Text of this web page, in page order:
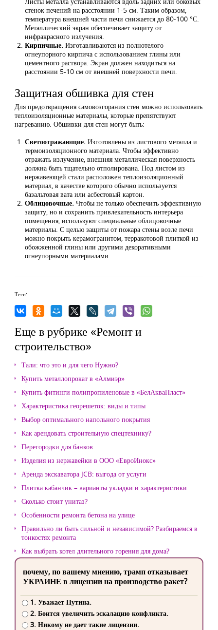
стенок печений на расстоянии 1-5 см. Таким образом,
температура внешней части печи снижается до 80-100 °С.
Металлический экран обеспечивает защиту от
инфракрасного излучения.
Кирпичные. Изготавливаются из полнотелого
огнеупорного кирпича с использованием глины или
цементного раствора. Экран должен находиться на
расстоянии 5-10 см от внешней поверхности печи.
Защитная обшивка для стен
Для предотвращения самовозгорания стен можно использовать
теплоизоляционные материалы, которые препятствуют
нагреванию. Обшивки для стен могут быть:
Светоотражающие. Изготовлены из листового металла и
термоизоляционного материала. Чтобы эффективно
отражать излучение, внешняя металлическая поверхность
должна быть тщательно отполирована. Под листом из
нержавеющей стали расположен теплоизоляционный
материал, в качестве которого обычно используется
базальтовая вата или асбестовый картон.
Облицовочные. Чтобы не только обеспечить эффективную
защиту, но и сохранить привлекательность интерьера
помещения, используют специальные облицовочные
материалы. С целью защиты от пожара стены возле печи
можно покрыть керамогранитом, терракотовой плиткой из
обожженной глины или другими декоративными
огнеупорными материалами.
Теги:
Еще в рубрике «Ремонт и
строительство»
Тали: что это и для чего Нужно?
Купить металлопрокат в «Алмиэр»
Купить фитинги полипропиленовые в «БелАкваПласт»
Характеристика георешеток: виды и типы
Выбор оптимального напольного покрытия
Как арендовать строительную спецтехнику?
Перегородки для банков
Изделия из нержавейки в ООО «ЕвроИнокс»
Аренда экскаватора JCB: выгода от услуги
Плитка кабанчик – варианты укладки и характеристики
Сколько стоит унитаз?
Особенности ремонта бетона на улице
Правильно ли быть сильной и независимой? Разбираемся в
тонкостях ремонта
Как выбрать котел длительного горения для дома?
почему, по вашему мнению, трамп отказывает
УКРАИНЕ в лицензии на производство ракет?
1. Уважает Путина.
2. Боится увеличить эскалацию конфликта.
3. Никому не дает такие лицензии.